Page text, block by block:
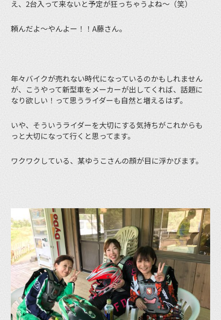
え、2台入って来ないと予定が狂っちゃうよね〜（笑）
頼んだよ〜やんよー！！A藤さん。
年々バイクが売れない時代になっているのかもしれません
が、こうやって新型車をメーカーが出してくれば、話題に
なり欲しい！って思うライダーも自然と増えるはず。
いや、そういうライダーを大切にする気持ちがこれからも
っと大切になって行くと思ってます。
ワクワクしている、某ゆうこさんの顔が目に浮かびます。